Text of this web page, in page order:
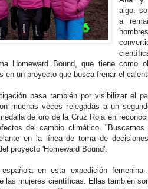
algo:
a
Homeward Bound, que tiene como
en un proyecto que busca frenar el
pasa también por visibilizar el
muchas veces relegadas a un
de oro de la Cruz Roja en
del cambio climático.
en la línea de toma de
proyecto 'Homeward Bound'.
española en esta expedición femenina
las mujeres científicas. Ellas también